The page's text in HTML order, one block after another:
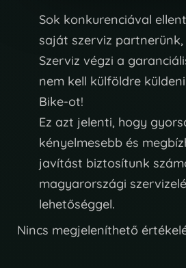
Sok konkurenciával
saját szerviz partnerünk,
Szerviz végzi a
nem kell külföldre
Bike-ot!
Ez azt jelenti, hogy
kényelmesebb és
javítást biztosítunk
magyarországi
lehetőséggel.
Nincs megjeleníthető